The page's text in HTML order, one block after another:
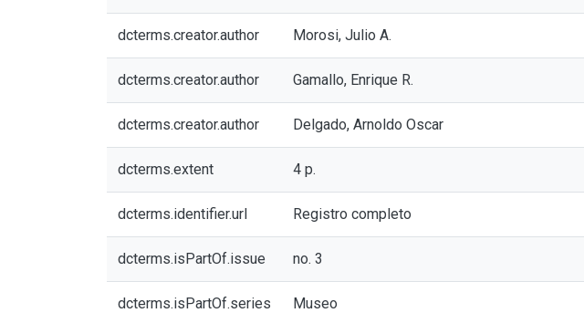
dcterms.creator.author Morosi, Julio A.
dcterms.creator.author Gamallo, Enrique R.
dcterms.creator.author Delgado, Arnoldo Oscar
dcterms.extent 4 p.
dcterms.identifier.url Registro completo
dcterms.isPartOf.issue no. 3
dcterms.isPartOf.series Museo